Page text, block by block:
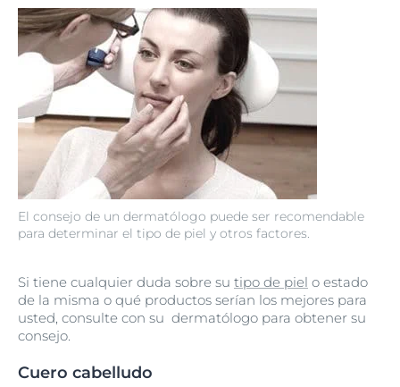
El consejo de un dermatólogo puede ser recomendable
para determinar el tipo de piel y otros factores.
Si tiene cualquier duda sobre su tipo de piel o estado
de la misma o qué productos serían los mejores para
usted, consulte con su dermatólogo para obtener su
consejo.
Cuero cabelludo